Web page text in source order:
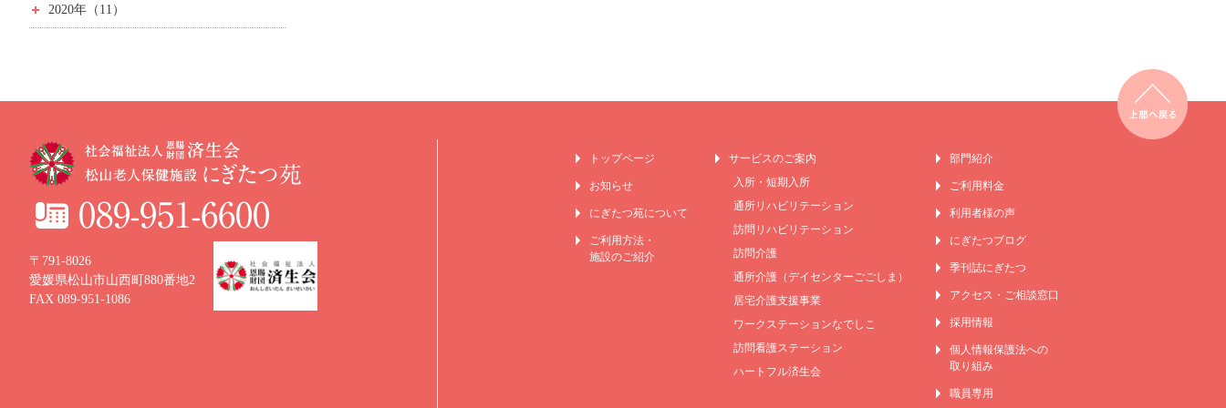
2020年（11）
トップページ
お知らせ
にぎたつ苑について
ご利用方法・
施設のご紹介
サービスのご案内
入所・短期入所
通所リハビリテーション
訪問リハビリテーション
訪問介護
通所介護（デイセンターごごしま）
居宅介護支援事業
ワークステーションなでしこ
訪問看護ステーション
ハートフル済生会
部門紹介
ご利用料金
利用者様の声
にぎたつブログ
季刊誌にぎたつ
アクセス・ご相談窓口
採用情報
個人情報保護法への
取り組み
職員専用
〒791-8026
愛媛県松山市山西町880番地2
FAX 089-951-1086